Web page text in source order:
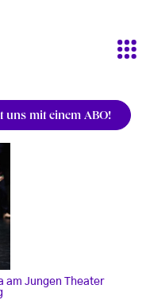
uns mit einem ABO!
am Jungen Theater